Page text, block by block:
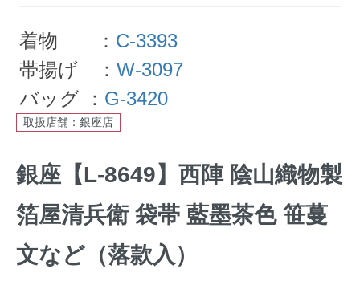
着物 ： C-3393
帯揚げ ：W-3097
バッグ ： G-3420
取扱店舗：銀座店
銀座【L-8649】西陣 陰山織物製
箔屋清兵衛 袋帯 藍墨茶色 笹蔓
文など（落款入）